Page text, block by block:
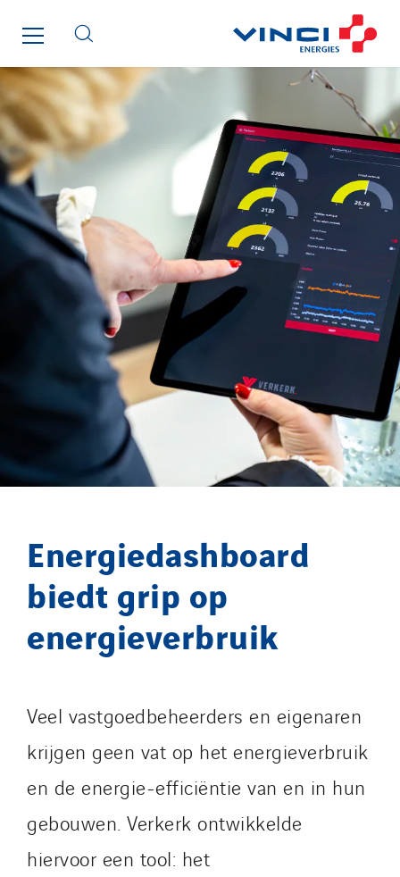
Energiedashboard
biedt grip op
energieverbruik
Veel vastgoedbeheerders en eigenaren
krijgen geen vat op het energieverbruik
en de energie-efficiëntie van en in hun
gebouwen. Verkerk ontwikkelde
hiervoor een tool: het
IDF Thermic
IFAT
Imhoff
Initiative Commune Connectée
Innovative City Pack
Inspa-Pumpenservice
ITB
Jean Graniou
Kellal Maintenance
L’entreprise Electrique
Le Froid Provençal
Lee Sormea
Lefort Francheteau
Lesens EREA
Lucitea Atlantique
Maksmacht
Masselin Grand Ouest
Merelec
Mobility Way
Monnier Entreprises
Omexom Technikforum
Omnidec
Paumier Industrie
Paumier SA
Process Energy